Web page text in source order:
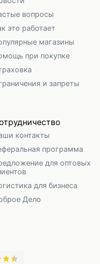
вопросы
это работает
магазины
при покупке
и запреты
контакты
программа
для оптовых
для бизнеса
Дело